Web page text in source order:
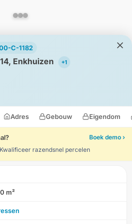
C-1182
Enkhuizen +1
Adres Gebouw Eigendom
Boek demo ›
Kwalificeer razendsnel percelen
m²